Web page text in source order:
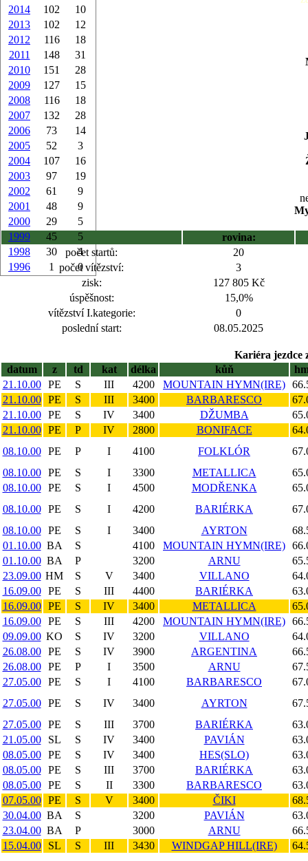
2014
102
10
2013
102
12
2012
116
18
2011
148
31
2010
151
28
2009
127
15
2008
116
18
2007
132
28
2006
73
14
2005
52
3
2004
107
16
2003
97
19
2002
61
9
2001
48
9
2000
29
5
1999
45
5
1998
30
4
1996
1 0
rovina:
počet startů:
20
počet vítězství:
3
zisk:
127 805 Kč
úspěšnost:
15,0%
vítězství I.kategorie:
0
poslední start:
08.05.2025
Kariéra jezdce
datum
z td kat délka kůň
21.10.00
PE S III 4200 MOUNTAIN HYMN(IRE)
21.10.00
PE S III 3400 BARBARESCO
21.10.00
PE S IV 3400 DŽUMBA
21.10.00
PE P IV 2800 BONIFACE
08.10.00
PE P I 4100 FOLKLÓR
08.10.00
PE S I 3300 METALLICA
08.10.00
PE S I 4500 MODŘENKA
08.10.00
PE S I 4200 BARIÉRKA
08.10.00
PE S I 3400 AYRTON
01.10.00 BA S 4100 MOUNTAIN HYMN(IRE)
01.10.00 BA P 3200 ARNU
23.09.00 HM S V 3400 VILLANO
16.09.00
PE S III 4400 BARIÉRKA
16.09.00
PE S IV 3400 METALLICA
16.09.00
PE S III 4200 MOUNTAIN HYMN(IRE)
09.09.00 KO S IV 3200 VILLANO
26.08.00
PE S IV 3900 ARGENTINA
26.08.00
PE P I 3500 ARNU
27.05.00
PE S I 4100 BARBARESCO
27.05.00
PE S IV 3400 AYRTON
27.05.00
PE S III 3700 BARIÉRKA
21.05.00
SL S IV 3400 PAVIÁN
08.05.00
PE S IV 3400 HES(SLO)
08.05.00
PE S III 3700 BARIÉRKA
08.05.00
PE S II 3300 BARBARESCO
07.05.00
PE S V 3400 ČIKI
30.04.00 BA S 3200 PAVIÁN
23.04.00 BA P 3000 ARNU
15.04.00
SL S III 3430 WINDGAP HILL(IRE)